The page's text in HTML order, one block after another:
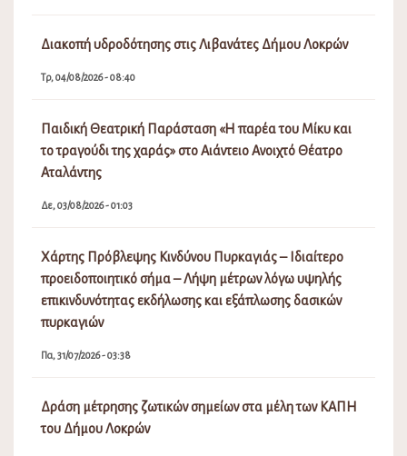
Διακοπή υδροδότησης στις Λιβανάτες Δήμου Λοκρών
Τρ, 04/08/2026 - 08:40
Παιδική Θεατρική Παράσταση «Η παρέα του Μίκυ και
το τραγούδι της χαράς» στο Αιάντειο Ανοιχτό Θέατρο
Αταλάντης
Δε, 03/08/2026 - 01:03
Χάρτης Πρόβλεψης Κινδύνου Πυρκαγιάς – Ιδιαίτερο
προειδοποιητικό σήμα – Λήψη μέτρων λόγω υψηλής
επικινδυνότητας εκδήλωσης και εξάπλωσης δασικών
πυρκαγιών
Πα, 31/07/2026 - 03:38
Δράση μέτρησης ζωτικών σημείων στα μέλη των ΚΑΠΗ
του Δήμου Λοκρών